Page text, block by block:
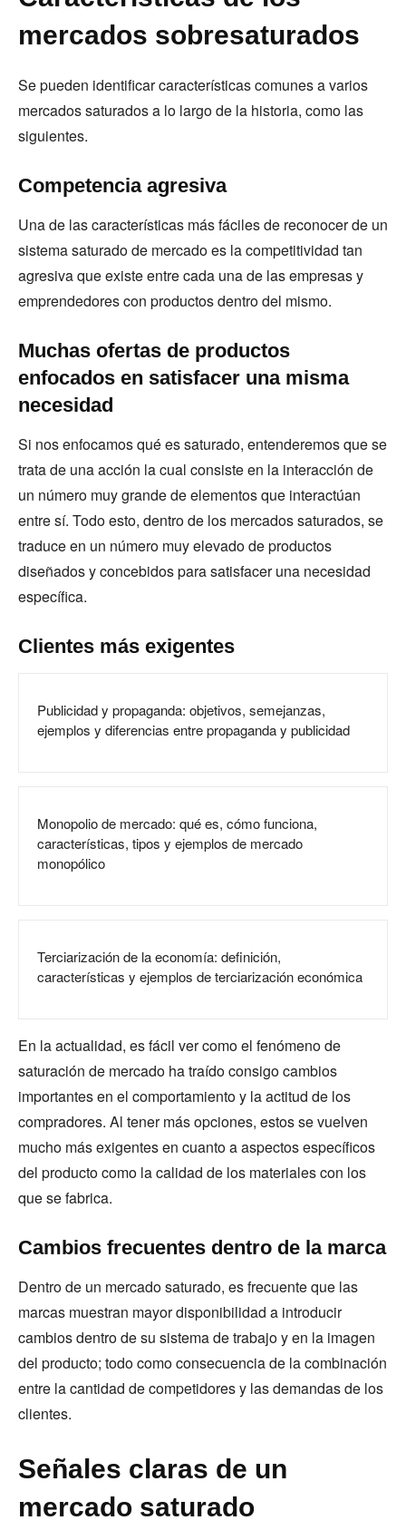
mercados sobresaturados
Se pueden identificar características comunes a varios
mercados saturados a lo largo de la historia, como las
siguientes.
Competencia agresiva
Una de las características más fáciles de reconocer de un
sistema saturado de mercado es la competitividad tan
agresiva que existe entre cada una de las empresas y
emprendedores con productos dentro del mismo.
Muchas ofertas de productos
enfocados en satisfacer una misma
necesidad
Si nos enfocamos qué es saturado, entenderemos que se
trata de una acción la cual consiste en la interacción de
un número muy grande de elementos que interactúan
entre sí. Todo esto, dentro de los mercados saturados, se
traduce en un número muy elevado de productos
diseñados y concebidos para satisfacer una necesidad
específica.
Clientes más exigentes
Publicidad y propaganda: objetivos, semejanzas,
ejemplos y diferencias entre propaganda y publicidad
Monopolio de mercado: qué es, cómo funciona,
características, tipos y ejemplos de mercado
monopólico
Terciarización de la economía: definición,
características y ejemplos de terciarización económica
En la actualidad, es fácil ver como el fenómeno de
saturación de mercado ha traído consigo cambios
importantes en el comportamiento y la actitud de los
compradores. Al tener más opciones, estos se vuelven
mucho más exigentes en cuanto a aspectos específicos
del producto como la calidad de los materiales con los
que se fabrica.
Cambios frecuentes dentro de la marca
Dentro de un mercado saturado, es frecuente que las
marcas muestran mayor disponibilidad a introducir
cambios dentro de su sistema de trabajo y en la imagen
del producto; todo como consecuencia de la combinación
entre la cantidad de competidores y las demandas de los
clientes.
Señales claras de un
mercado saturado